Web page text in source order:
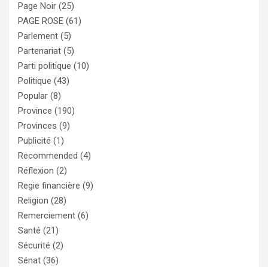
Page Noir (25)
PAGE ROSE (61)
Parlement (5)
Partenariat (5)
Parti politique (10)
Politique (43)
Popular (8)
Province (190)
Provinces (9)
Publicité (1)
Recommended (4)
Réflexion (2)
Regie financière (9)
Religion (28)
Remerciement (6)
Santé (21)
Sécurité (2)
Sénat (36)